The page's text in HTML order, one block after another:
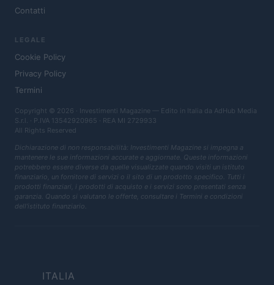
Contatti
LEGALE
Cookie Policy
Privacy Policy
Termini
Copyright © 2026 · Investimenti Magazine — Edito in Italia da AdHub Media
S.r.l. · P.IVA 13542920965 · REA MI 2729933
All Rights Reserved
Dichiarazione di non responsabilità: Investimenti Magazine si impegna a
mantenere le sue informazioni accurate e aggiornate. Queste informazioni
potrebbero essere diverse da quelle visualizzate quando visiti un istituto
finanziario, un fornitore di servizi o il sito di un prodotto specifico. Tutti i
prodotti finanziari, i prodotti di acquisto e i servizi sono presentati senza
garanzia. Quando si valutano le offerte, consultare i Termini e condizioni
dell'istituto finanziario.
ITALIA